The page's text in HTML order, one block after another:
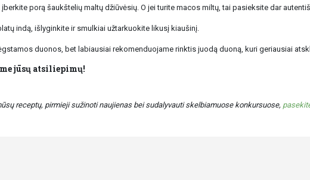
porą šaukštelių maltų džiūvėsių. O jei turite macos miltų, tai pasieksite dar
indą, išlyginkite ir smulkiai užtarkuokite likusį kiaušinį.
duonos, bet labiausiai rekomenduojame rinktis juodą duoną, kuri geriausiai
jūsų atsiliepimų!
receptų, pirmieji sužinoti naujienas bei sudalyvauti skelbiamuose konkursuose,